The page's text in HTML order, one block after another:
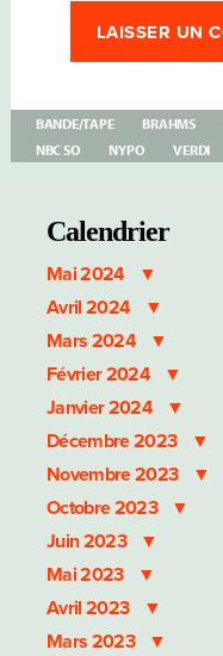
BANDE/TAPE BRAHMS
NBC SO
NYPO VERDI
Calendrier
Mai 2024
Avril 2024
Mars 2024
Février 2024
Janvier 2024
Décembre 2023
Novembre 2023
Octobre 2023
Juin 2023
Mai 2023
Avril 2023
Mars 2023